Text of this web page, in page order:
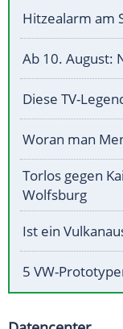
Hitzealarm am
Ab 10. August:
Diese TV-
Woran man
Torlos gegen
Wolfsburg
Ist ein
5 VW-